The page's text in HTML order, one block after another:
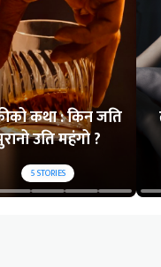
कथा : किन जति
उति महंगो ?
5STORIES